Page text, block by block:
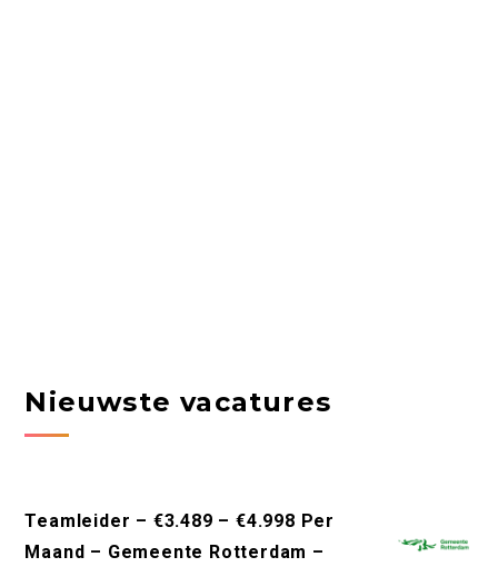
Nieuwste vacatures
Teamleider – €3.489 – €4.998 Per
Maand – Gemeente Rotterdam –